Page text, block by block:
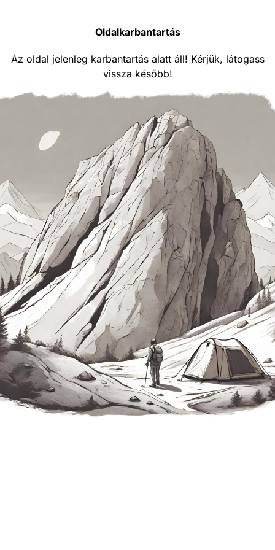
Oldalkarbantartás
Az oldal jelenleg karbantartás alatt áll! Kérjük, látogass
vissza később!